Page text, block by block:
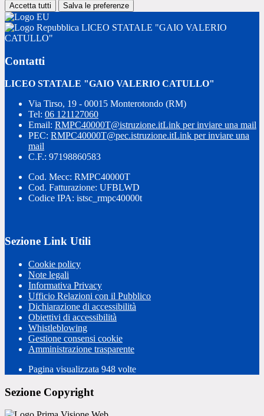
Accetta tutti Salva le preferenze
LICEO STATALE "GAIO VALERIO
CATULLO"
Contatti
LICEO STATALE "GAIO VALERIO CATULLO"
Via Tirso, 19 - 00015 Monterotondo (RM)
Tel: 06 121127060
Email: RMPC40000T@istruzione.itLink per inviare una mail
PEC: RMPC40000T@pec.istruzione.itLink per inviare una
mail
C.F.: 97198860583
Cod. Mecc: RMPC40000T
Cod. Fatturazione: UFBLWD
Codice IPA: istsc_rmpc40000t
Sezione Link Utili
Cookie policy
Note legali
Informativa Privacy
Ufficio Relazioni con il Pubblico
Dichiarazione di accessibilità
Obiettivi di accessibilità
Whistleblowing
Gestione consensi cookie
Amministrazione trasparente
Pagina visualizzata 948 volte
Sezione Copyright